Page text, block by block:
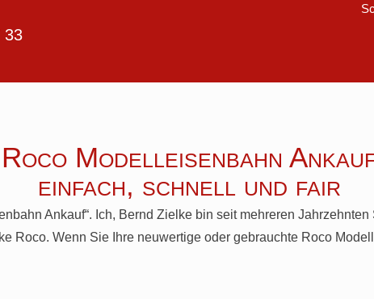
33
Roco Modelleisenbahn
einfach, schnell und fair
Ankauf“. Ich, Bernd Zielke bin seit mehreren
Roco. Wenn Sie Ihre neuwertige oder gebrauchte Roco